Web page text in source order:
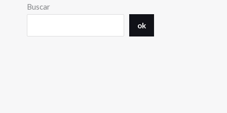
Buscar
ok